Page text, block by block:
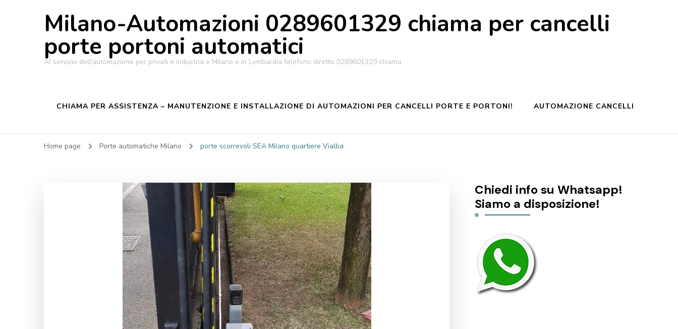
Milano-Automazioni 0289601329 chiama per cancelli
porte portoni automatici
Al servizio dell'automazione per privati e industria e Milano e in Lombardia telefono diretto 0289601329 chiama
CHIAMA PER ASSISTENZA – MANUTENZIONE E INSTALLAZIONE DI AUTOMAZIONI PER CANCELLI PORTE E PORTONI! AUTOMAZIONE CANCELLI
Home page Porte automatiche Milano porte scorrevoli SEA Milano quartiere Vialba
Chiedi info su Whatsapp!
Siamo a disposizione!